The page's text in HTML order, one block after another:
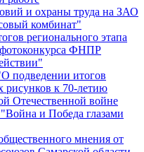
и охраны труда на ЗАО
комбинат"
регионального этапа
фотоконкурса ФНПР
подведении итогов
рисунков к 70-летию
Отечественной войне
и Победа глазами
мнения от